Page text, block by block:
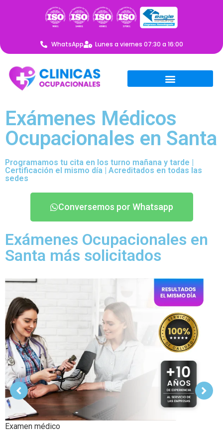
WhatsApp Lunes a viernes 07:30 a 16:00
Exámenes Médicos
Ocupacionales en Santa
Programamos tu cita en los turno mañana y tarde |
Certificación el mismo día | Acreditados en todas las
sedes
Conversemos por Whatsapp
Exámenes Ocupacionales en
Santa más solicitados
Examen médico Ocupacional Periódicos o anuales